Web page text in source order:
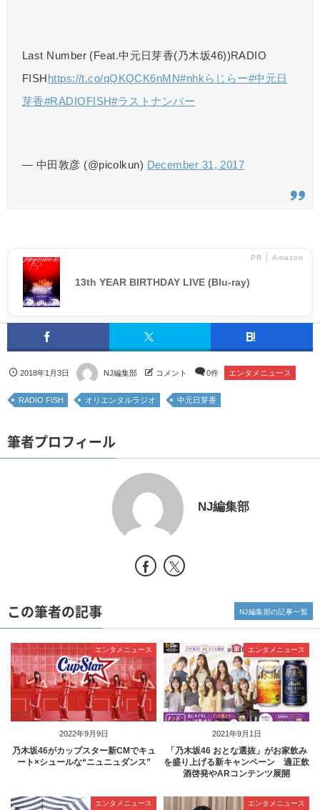
Last Number (Feat.中元日芽香(乃木坂46))RADIO
FISHhttps://t.co/qQKQCK6nMN#nhkらじらー#中元日
芽香#RADIOFISH#ラストナンバー
— 中田敦彦 (@picolkun) December 31, 2017
PR │ Amazon
13th YEAR BIRTHDAY LIVE (Blu-ray)
2018年1月3日 NJ編集部 コメント 0件 エンタメニュース
RADIO FISH オリエンタルラジオ 中元日芽香
筆者プロフィール
NJ編集部
この筆者の記事
2022年9月9日
エンタメニュース
乃木坂46がカップスター新CMでキュ
ート×シュールな“ニュニュダンス”
2021年9月1日
エンタメニュース
「乃木坂46 おとな選抜」がお家飲み
を盛り上げる新キャンペーン 適正飲
酒啓発やARコンテンツ展開
エンタメニュース エンタメニュース
NJ編集部の記事一覧